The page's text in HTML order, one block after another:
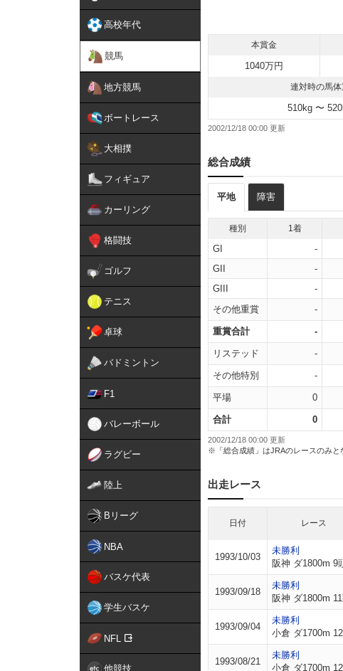
高校年代
競馬
地方競馬
ボートレース
大相撲
フィギュア
カーリング
格闘技
ゴルフ
テニス
卓球
バドミントン
F1
バレーボール
ラグビー
陸上
Bリーグ
NBA
バスケ代表
学生バスケ
NFL
他競技
本賞金
1040万円
連対時の馬体
510kg 〜
2002/12/18 00:00
総合成績
平地 障害
種別 1着
GI -
GII
-
GIII
-
その他重賞
-
重賞合計 -
リステッド -
その他特別 -
平場 0
合計 0
2002/12/18 00:00 更新
※「総合成績」はJRAのレースのみと
出走レース
日付 レース
1993/10/03
未勝利
阪神 ダ1800m 9
1993/09/18
未勝利
阪神 ダ1800m
1993/09/04
未勝利
小倉 ダ1700m
1993/08/21
未勝利
小倉 ダ1700m